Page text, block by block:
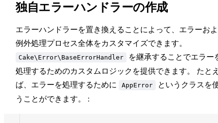
独自エラーハンドラーの作成
エラーハンドラーを置き換えることによって、エラーお
例外処理プロセス全体をカスタマイズできます。
Cake\Error\BaseErrorHandler
を継承することでエラー
処理するためのカスタムロジックを提供できます。 たと
ば、エラーを処理するために
AppError
というクラスを
うことができます。 :